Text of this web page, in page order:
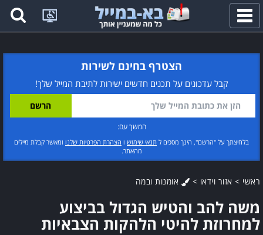
פתח
תפריט
הצטרף בחינם לשירות
קבל עדכונים על תכנים חדשים ישירות לתיבת המייל שלך!
המשך עם:
בלחיצתך על "הרשם", הינך מסכים ל תנאי שימוש ו הצהרת הפרטיות שלנו ומאשר קבלת מיילים
מהאתר.
ראשי > אזור וידאו > אומנות ובמה
משה להב והטיש הגדול בביצוע
למחרוזת להיטי הלהקות הצבאיות